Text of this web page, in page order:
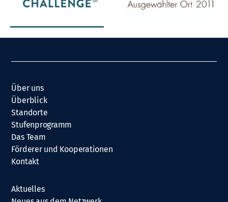
Über uns
Überblick
Standorte
Stufenprogramm
Das Team
Förderer und Kooperationen
Kontakt
Aktuelles